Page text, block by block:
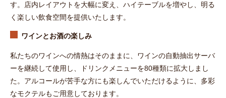
す。店内レイアウトを大幅に変え、ハイテーブルを増やし、明る
く楽しい飲食空間を提供いたします。
ワインとお酒の楽しみ
私たちのワインへの情熱はそのままに、ワインの自動抽出サーバ
ーを継続して使用し、ドリンクメニューを80種類に拡大しまし
た。アルコールが苦手な方にも楽しんでいただけるように、多彩
なモクテルもご用意しております。